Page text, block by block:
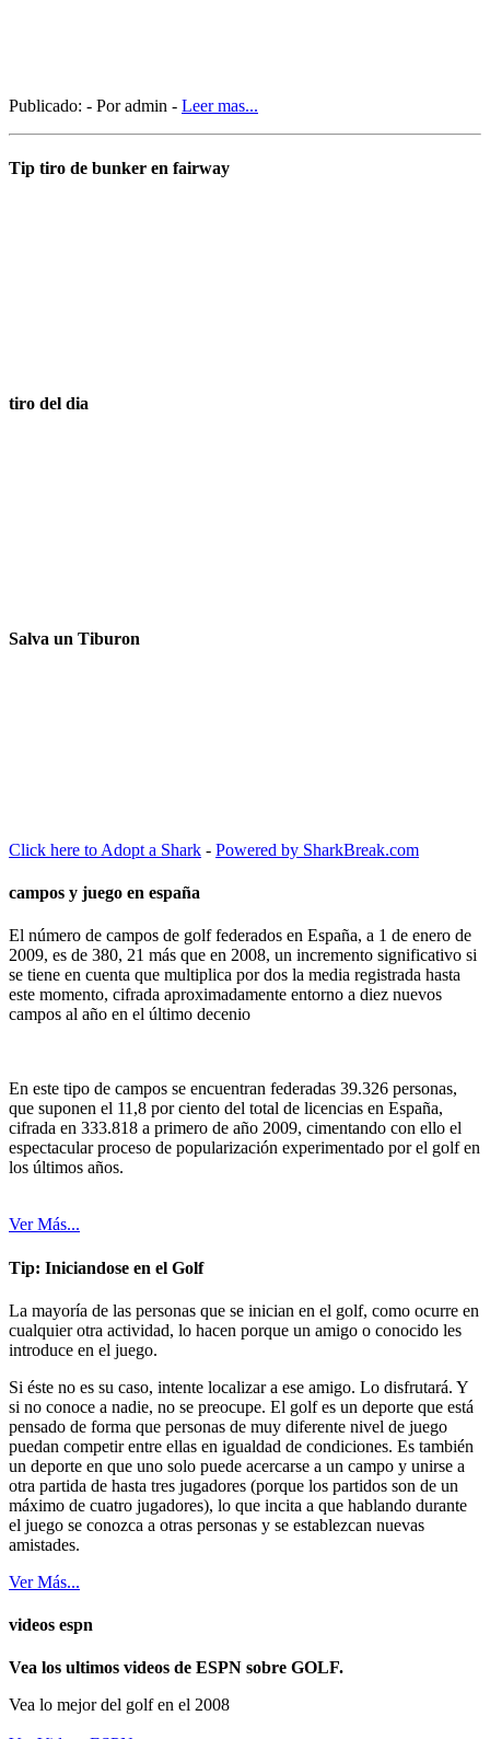
Publicado: - Por admin - Leer mas...
Tip tiro de bunker en fairway
tiro del dia
Salva un Tiburon
Click here to Adopt a Shark - Powered by SharkBreak.com
campos y juego en españa
El número de campos de golf federados en España, a 1 de enero de
2009, es de 380, 21 más que en 2008, un incremento significativo si
se tiene en cuenta que multiplica por dos la media registrada hasta
este momento, cifrada aproximadamente entorno a diez nuevos
campos al año en el último decenio
En este tipo de campos se encuentran federadas 39.326 personas,
que suponen el 11,8 por ciento del total de licencias en España,
cifrada en 333.818 a primero de año 2009, cimentando con ello el
espectacular proceso de popularización experimentado por el golf en
los últimos años.
Ver Más...
Tip: Iniciandose en el Golf
La mayoría de las personas que se inician en el golf, como ocurre en
cualquier otra actividad, lo hacen porque un amigo o conocido les
introduce en el juego.
Si éste no es su caso, intente localizar a ese amigo. Lo disfrutará. Y
si no conoce a nadie, no se preocupe. El golf es un deporte que está
pensado de forma que personas de muy diferente nivel de juego
puedan competir entre ellas en igualdad de condiciones. Es también
un deporte en que uno solo puede acercarse a un campo y unirse a
otra partida de hasta tres jugadores (porque los partidos son de un
máximo de cuatro jugadores), lo que incita a que hablando durante
el juego se conozca a otras personas y se establezcan nuevas
amistades.
Ver Más...
videos espn
Vea los ultimos videos de ESPN sobre GOLF.
Vea lo mejor del golf en el 2008